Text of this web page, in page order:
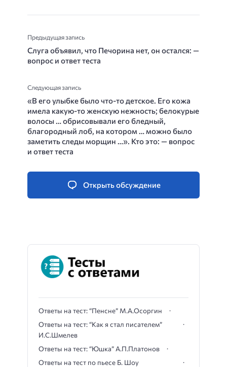
Предыдущая запись
Слуга объявил, что Печорина нет, он остался: —
вопрос и ответ теста
Следующая запись
«В его улыбке было что-то детское. Его кожа
имела какую-то женскую нежность; белокурые
волосы … обрисовывали его бледный,
благородный лоб, на котором … можно было
заметить следы морщин …». Кто это: — вопрос
и ответ теста
Открыть обсуждение
Ответы на тест: “Пенсне” М.А.Осоргин
Ответы на тест: “Как я стал писателем”
И.С.Шмелев
Ответы на тест: “Юшка” А.П.Платонов
Ответы на тест по пьесе Б. Шоу